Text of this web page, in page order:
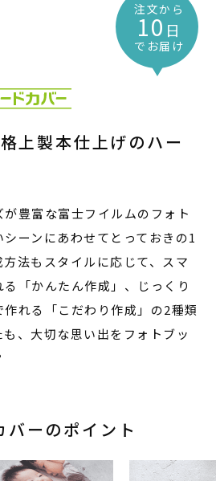
注文から
10 日
でお届け
上製本仕上げのハー
豊富な富士フイルムのフォト
ーンにあわせてとっておきの1
法もスタイルに応じて、スマ
「かんたん作成」、じっくり
れる「こだわり作成」の2種類
、大切な思い出をフォトブッ
バーのポイント